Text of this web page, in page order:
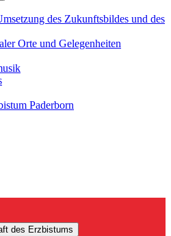
des Zukunftsbildes und des
Orte und Gelegenheiten
Paderborn
des Erzbistums